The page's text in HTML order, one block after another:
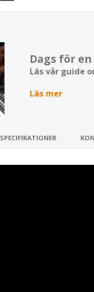
Dags för
Läs vår guide
Läs mer
SPECIFIKATIONER